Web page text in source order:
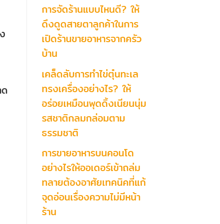
การจัดร้านแบบไหนดี? ให้
ดึงดูดสายตาลูกค้าในการ
เปิดร้านขายอาหารจากครัว
บ้าน
เคล็ดลับการทำไข่ตุ๋นทะเล
ทรงเครื่องอย่างไร? ให้
อร่อยเหมือนพุดดิ้งเนียนนุ่ม
รสชาติกลมกล่อมตาม
ธรรมชาติ
การขายอาหารบนคอนโด
อย่างไรให้ออเดอร์เข้าถล่ม
ทลายต้องอาศัยเทคนิคที่แก้
จุดอ่อนเรื่องความไม่มีหน้า
ร้าน